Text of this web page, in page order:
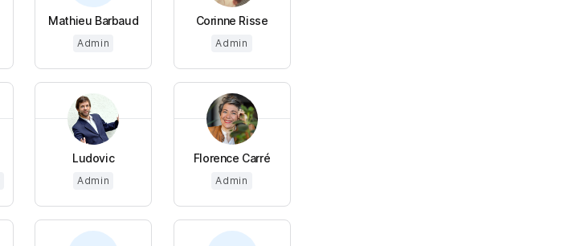
Mathieu Barbaud
Admin
Corinne Risse
Admin
Ludovic
Admin
Florence Carré
Admin